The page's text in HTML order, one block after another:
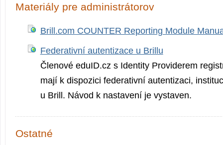
Materiály pre administrátorov
Brill.com COUNTER Reporting Module
Federativní autentizace u Brillu
Členové eduID.cz s Identity Providerem
mají k dispozici federativní autentizaci,
u Brill. Návod k nastavení je vystaven.
Ostatné